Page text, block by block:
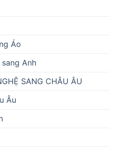
Áo
Anh
SANG CHÂU ÂU
Âu